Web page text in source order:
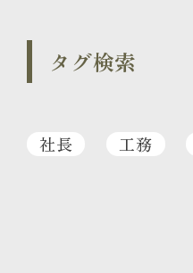
タグ検索
社長 工務